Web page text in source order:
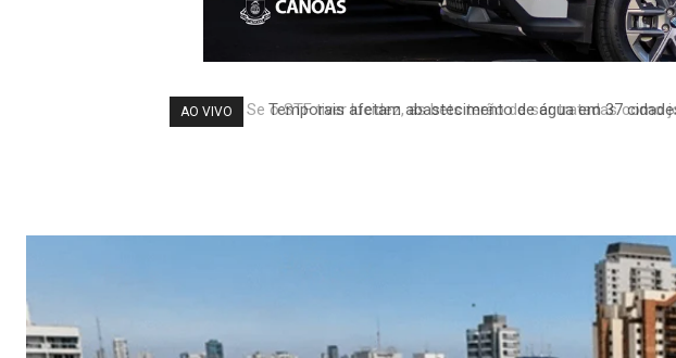
AO VIVO Temporais afetam abastecimento de água em 37 cidades